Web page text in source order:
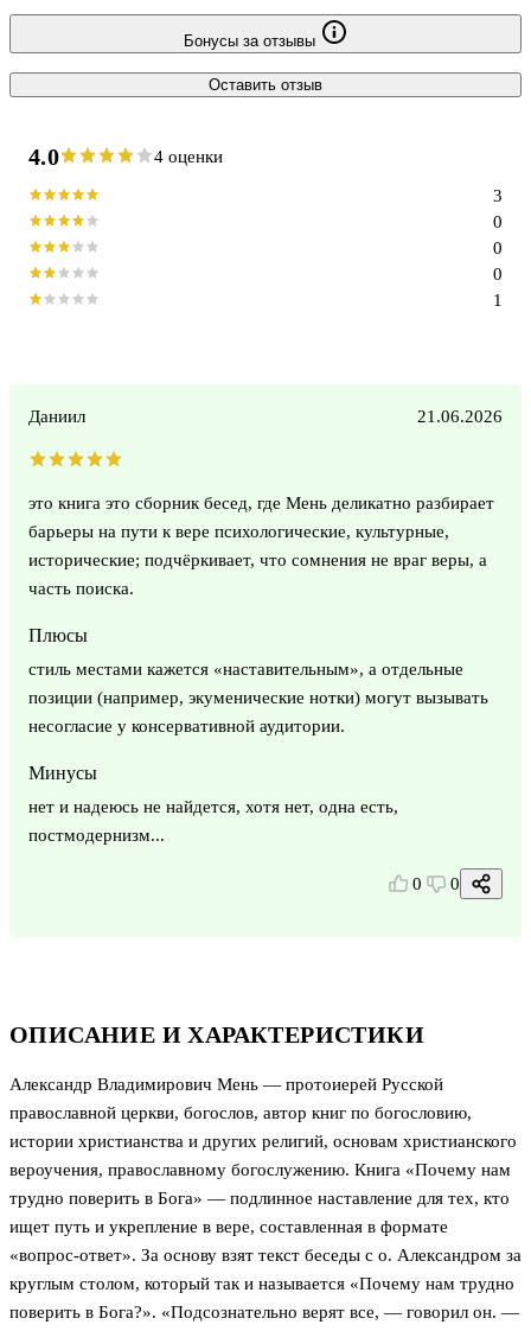
ОПИСАНИЕ И ХАРАКТЕРИСТИКИ
Александр Владимирович Мень — протоиерей Русской
православной церкви, богослов, автор книг по богословию,
истории христианства и других религий, основам христианского
вероучения, православному богослужению. Книга «Почему нам
трудно поверить в Бога» — подлинное наставление для тех, кто
ищет путь и укрепление в вере, составленная в формате
«вопрос-ответ». За основу взят текст беседы с о. Александром за
круглым столом, который так и называется «Почему нам трудно
поверить в Бога?». «Подсознательно верят все, — говорил он. —
Бонусы за отзывы
Оставить отзыв
4.0 4 оценки
1
0
0
0
3
Даниил 21.06.2026
это книга это сборник бесед, где Мень деликатно разбирает
барьеры на пути к вере психологические, культурные,
исторические; подчёркивает, что сомнения не враг веры, а
часть поиска.
Плюсы
стиль местами кажется «наставительным», а отдельные
позиции (например, экуменические нотки) могут вызывать
несогласие у консервативной аудитории.
Минусы
нет и надеюсь не найдется, хотя нет, одна есть,
постмодернизм...
0 0